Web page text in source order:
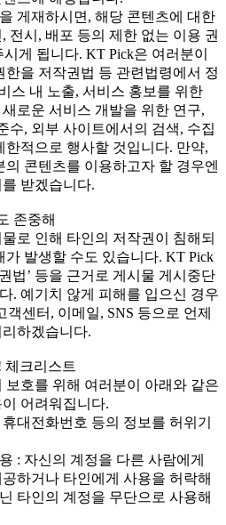
게재하시면, 해당 콘텐츠에 대한
전시, 배포 등의 제한 없는 이용 권
게 됩니다. KT Pick은 여러분이
을 저작권법 등 관련법령에서 정
스 내 노출, 서비스 홍보를 위한
로운 서비스 개발을 위한 연구,
수, 외부 사이트에서의 검색, 수집
적으로 행사할 것입니다. 만약,
콘텐츠를 이용하고자 할 경우엔
받겠습니다.
존중해
로 인해 타인의 저작권이 침해되
발생할 수도 있습니다. KT Pick
법’ 등을 근거로 게시물 게시중단
. 예기치 않게 피해를 입으신 경우
센터, 이메일, SNS 등으로 언제
하겠습니다.
체크리스트
보호를 위해 여러분이 아래와 같은
어려워집니다.
대전화번호 등의 정보를 허위기
: 자신의 계정을 다른 사람에게
하거나 타인에게 사용을 허락해
타인의 계정을 무단으로 사용해